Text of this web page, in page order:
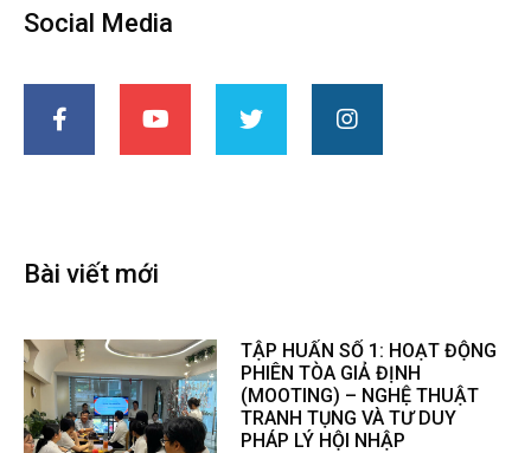
Social Media
Bài viết mới
TẬP HUẤN SỐ 1: HOẠT ĐỘNG
PHIÊN TÒA GIẢ ĐỊNH
(MOOTING) – NGHỆ THUẬT
TRANH TỤNG VÀ TƯ DUY
PHÁP LÝ HỘI NHẬP